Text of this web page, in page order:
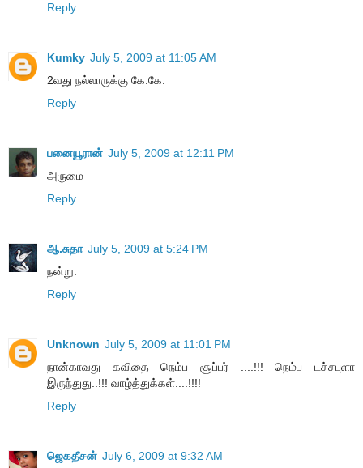
Reply
Kumky July 5, 2009 at 11:05 AM
2வது நல்லாருக்கு கே.கே.
Reply
பனையூரான் July 5, 2009 at 12:11 PM
அருமை
Reply
ஆ.சுதா July 5, 2009 at 5:24 PM
நன்று.
Reply
Unknown July 5, 2009 at 11:01 PM
நான்காவது கவிதை நெம்ப சூப்பர் ....!!! நெம்ப டச்சபுளா
இருந்துது..!!! வாழ்த்துக்கள்....!!!!
Reply
ஜெகதீசன் July 6, 2009 at 9:32 AM